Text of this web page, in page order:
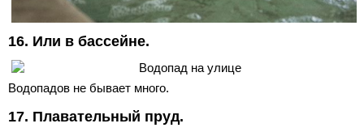
16. Или в бассейне.
Водопадов не бывает много.
17. Плавательный пруд.